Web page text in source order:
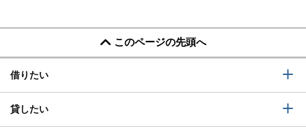
このページの先頭へ
借りたい
貸したい